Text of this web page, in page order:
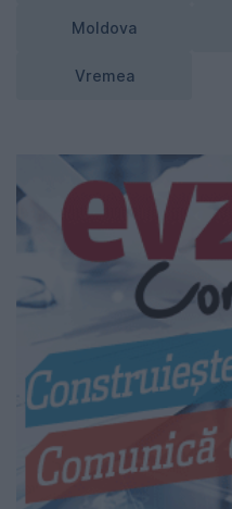
Moldova
Vremea